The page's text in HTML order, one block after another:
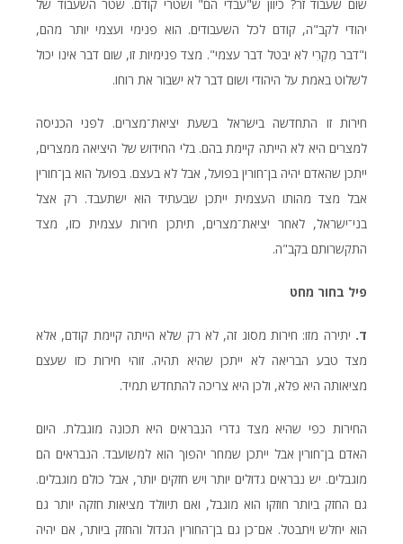
שום שעבוד זר? כיוון ש"עבדי הם" ושטרי קודם. שטר השעבוד של
יהודי לקב"ה, קודם לכל השעבודים. הוא פנימי ועצמי יותר מהם,
ו"דבר מִקְרִי לא יבטל דבר עצמי". מצד פנימיות זו, שום דבר אינו יכול
לשלוט באמת על היהודי ושום דבר לא ישבור את רוחו.
חירות זו התחדשה בישראל בשעת יציאת־מצרים. לפני הכניסה
למצרים היא לא הייתה קיימת בהם. בלי החידוש של היציאה ממצרים,
ייתכן שהאדם יהיה בן־חורין בפועל, אבל לא בעצם. בפועל הוא בן־חורין
אבל מצד מהותו העצמית ייתכן שבעתיד הוא ישתעבד. רק אצל
בני־ישראל, לאחר יציאת־מצרים, תיתכן חירות עצמית כזו, מצד
התקשרותם בקב"ה.
פיל בחור מחט
ד. יתירה מזו: חירות מסוג זה, לא רק שלא הייתה קיימת קודם, אלא
מצד טבע הבריאה לא ייתכן שהיא תהיה. זוהי חירות כזו שעצם
מציאותה היא פלא, ולכן היא צריכה להתחדש תמיד.
החירות כפי שהיא מצד גדרי הנבראים היא תכונה מוגבלת. היום
האדם בן־חורין אבל ייתכן שמחר יהפוך הוא למשועבד. הנבראים הם
מוגבלים. יש נבראים גדולים יותר ויש חזקים יותר, אבל כולם מוגבלים.
גם החזק ביותר חוזקו הוא מוגבל, ואם תיוולד מציאות חזקה יותר גם
הוא יחלש ויתבטל. אם־כן גם בן־החורין הגדול והחזק ביותר, אם יהיה